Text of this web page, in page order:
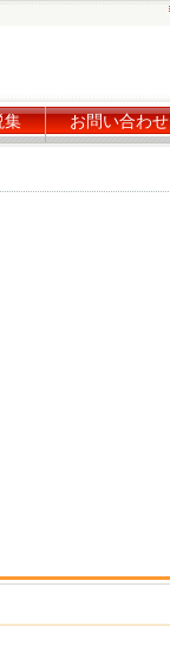
集 お問い合わせ